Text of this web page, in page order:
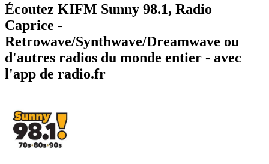
Écoutez KIFM Sunny 98.1, Radio
Caprice -
Retrowave/Synthwave/Dreamwave ou
d'autres radios du monde entier - avec
l'app de radio.fr